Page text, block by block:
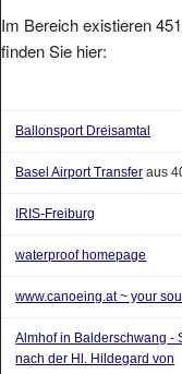
Im Bereich existieren
finden Sie hier:
Ballonsport Dreisamtal
Basel Airport Transfer aus
IRIS-Freiburg
waterproof homepage
www.canoeing.at ~ your
Almhof in Balderschwang -
nach der Hl. Hildegard von